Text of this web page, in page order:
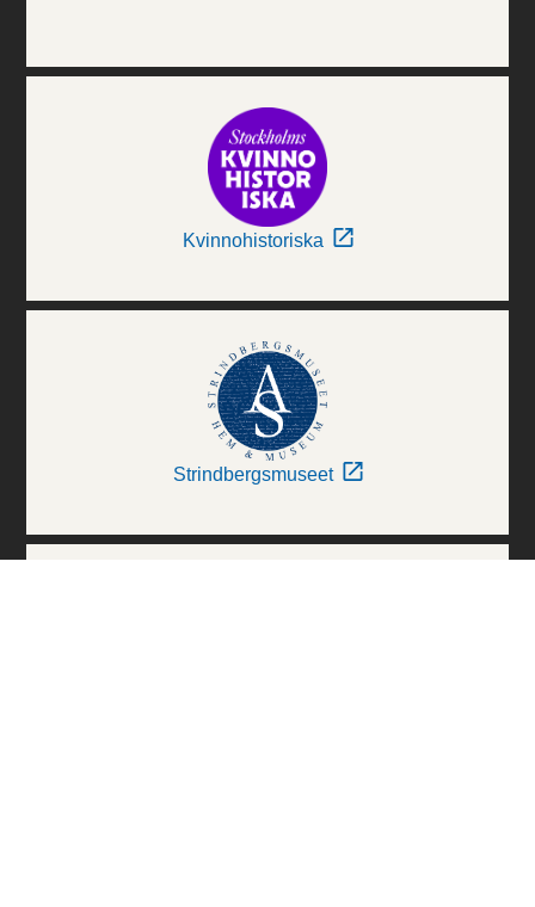
Kvinnohistoriska
Strindbergsmuseet